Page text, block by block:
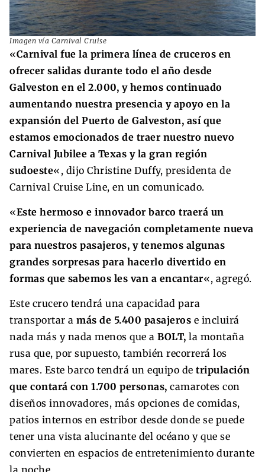
Imagen vía Carnival Cruise
«Carnival fue la primera línea de cruceros en
ofrecer salidas durante todo el año desde
Galveston en el 2.000, y hemos continuado
aumentando nuestra presencia y apoyo en la
expansión del Puerto de Galveston, así que
estamos emocionados de traer nuestro nuevo
Carnival Jubilee a Texas y la gran región
sudoeste«, dijo Christine Duffy, presidenta de
Carnival Cruise Line, en un comunicado.
«Este hermoso e innovador barco traerá un
experiencia de navegación completamente nueva
para nuestros pasajeros, y tenemos algunas
grandes sorpresas para hacerlo divertido en
formas que sabemos les van a encantar«, agregó.
Este crucero tendrá una capacidad para
transportar a más de 5.400 pasajeros e incluirá
nada más y nada menos que a BOLT, la montaña
rusa que, por supuesto, también recorrerá los
mares. Este barco tendrá un equipo de tripulación
que contará con 1.700 personas, camarotes con
diseños innovadores, más opciones de comidas,
patios internos en estribor desde donde se puede
tener una vista alucinante del océano y que se
convierten en espacios de entretenimiento durante
la noche.